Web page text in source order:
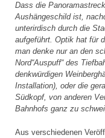
Dass die
Aushängeschild ist,
unterirdisch durch die
aufgeführt. Optik hat für
man denke nur an den
Nord“Auspuff“ des
denkwürdigen
Installation), oder die
Südkopf, von anderen
Bahnhofs ganz zu
Aus verschiedenen